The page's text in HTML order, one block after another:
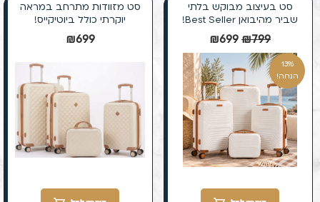
13%
הנחה!
סט בעיצוב מבוקש בלתי
שביר מהיבואן Best Seller!
₪799
₪699
סט מזוודות מתרחב במראה
יוקרתי כולל ביוטיקייס!
₪699